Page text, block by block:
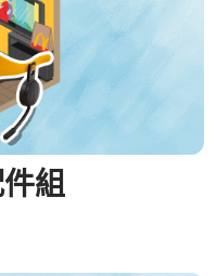
組